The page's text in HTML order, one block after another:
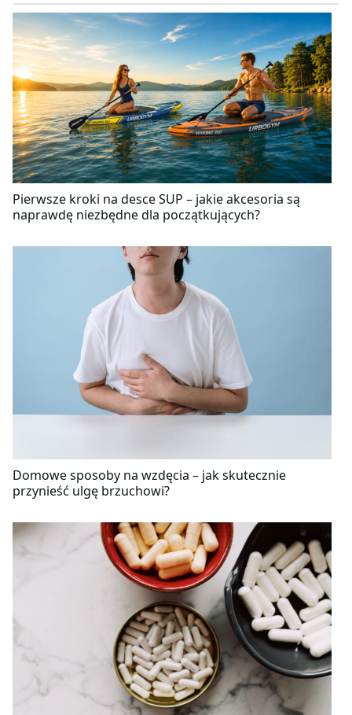
dodatkowo wyposażyła Panią Karolinę nie tylko w
wiedzę teoretyczną, ale również praktyczną.
Pierwsze kroki na desce SUP – jakie akcesoria są
naprawdę niezbędne dla początkujących?
Domowe sposoby na wzdęcia – jak skutecznie
przynieść ulgę brzuchowi?